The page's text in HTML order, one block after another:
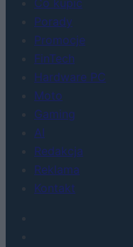
Porady
Promocje
FinTech
Hardware PC
Moto
Gaming
AI
Redakcja
Reklama
Kontakt